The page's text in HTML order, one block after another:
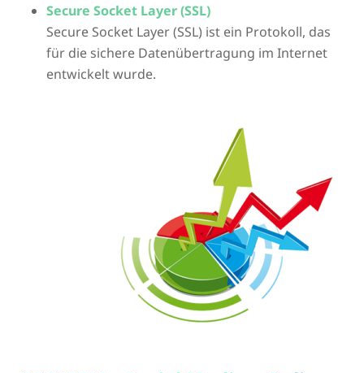
Secure Socket Layer (SSL)
Secure Socket Layer (SSL) ist ein Protokoll, das
für die sichere Datenübertragung im Internet
entwickelt wurde.